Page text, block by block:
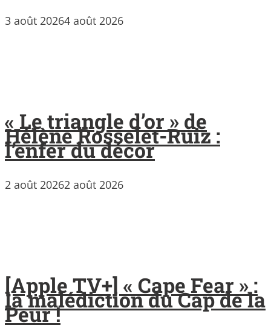
3 août 20264 août 2026
« Le triangle d’or » de
Hélène Rosselet-Ruiz :
l’enfer du décor
2 août 20262 août 2026
[Apple TV+] « Cape Fear » :
la malédiction du Cap de la
Peur !